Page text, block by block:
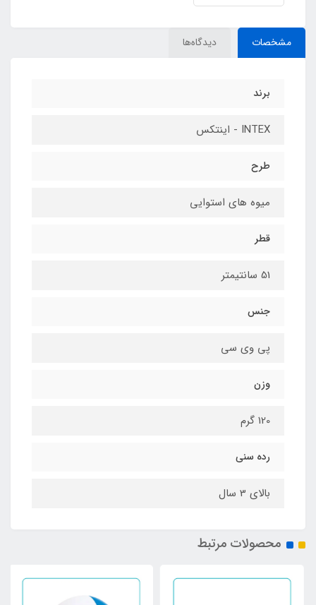
مشخصات دیدگاه‌ها
برند
INTEX - اینتکس
طرح
میوه های استوایی
قطر
51 سانتیمتر
جنس
پی وی سی
وزن
120 گرم
رده سنی
بالای 3 سال
محصولات مرتبط